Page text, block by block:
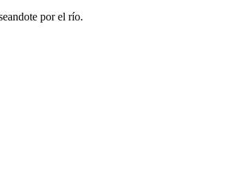
por el río.